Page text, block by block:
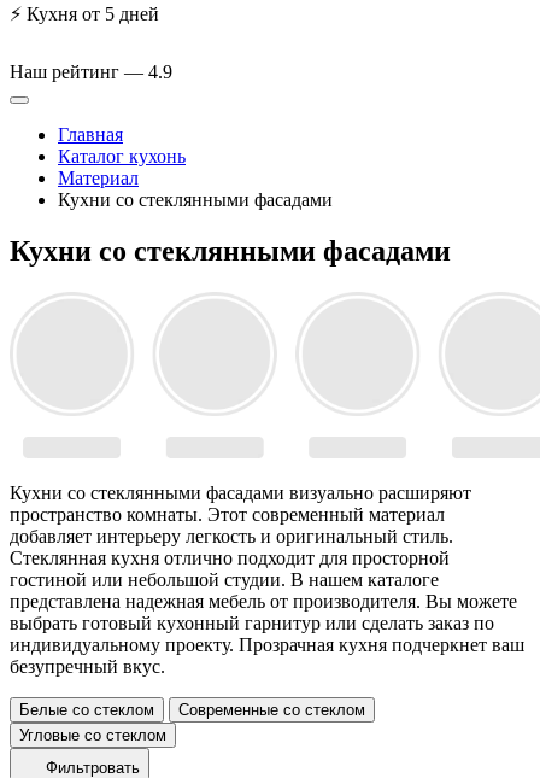
⚡ Кухня от 5 дней
Наш рейтинг — 4.9
Главная
Каталог кухонь
Материал
Кухни со стеклянными фасадами
Кухни со стеклянными фасадами
Кухни со стеклянными фасадами визуально расширяют
пространство комнаты. Этот современный материал
добавляет интерьеру легкость и оригинальный стиль.
Стеклянная кухня отлично подходит для просторной
гостиной или небольшой студии. В нашем каталоге
представлена надежная мебель от производителя. Вы можете
выбрать готовый кухонный гарнитур или сделать заказ по
индивидуальному проекту. Прозрачная кухня подчеркнет ваш
безупречный вкус.
Белые со стеклом
Современные со стеклом
Угловые со стеклом
Фильтровать